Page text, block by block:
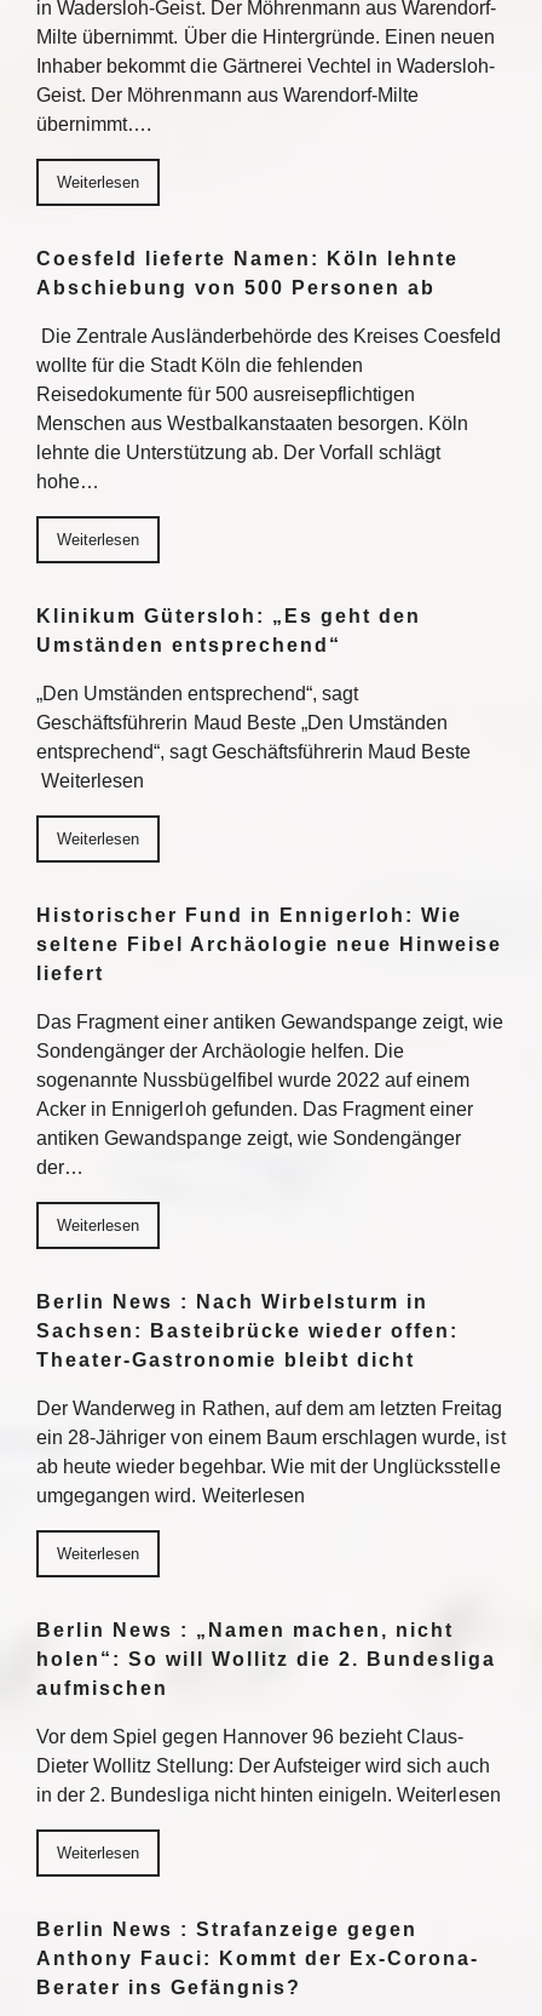
in Wadersloh-Geist. Der Möhrenmann aus Warendorf-
Milte übernimmt. Über die Hintergründe. Einen neuen
Inhaber bekommt die Gärtnerei Vechtel in Wadersloh-
Geist. Der Möhrenmann aus Warendorf-Milte
übernimmt….
Weiterlesen
Coesfeld lieferte Namen: Köln lehnte
Abschiebung von 500 Personen ab
Die Zentrale Ausländerbehörde des Kreises Coesfeld
wollte für die Stadt Köln die fehlenden
Reisedokumente für 500 ausreisepflichtigen
Menschen aus Westbalkanstaaten besorgen. Köln
lehnte die Unterstützung ab. Der Vorfall schlägt
hohe…
Weiterlesen
Klinikum Gütersloh: „Es geht den
Umständen entsprechend“
„Den Umständen entsprechend“, sagt
Geschäftsführerin Maud Beste „Den Umständen
entsprechend“, sagt Geschäftsführerin Maud Beste
Weiterlesen
Weiterlesen
Historischer Fund in Ennigerloh: Wie
seltene Fibel Archäologie neue Hinweise
liefert
Das Fragment einer antiken Gewandspange zeigt, wie
Sondengänger der Archäologie helfen. Die
sogenannte Nussbügelfibel wurde 2022 auf einem
Acker in Ennigerloh gefunden. Das Fragment einer
antiken Gewandspange zeigt, wie Sondengänger
der…
Weiterlesen
Berlin News : Nach Wirbelsturm in
Sachsen: Basteibrücke wieder offen:
Theater-Gastronomie bleibt dicht
Der Wanderweg in Rathen, auf dem am letzten Freitag
ein 28-Jähriger von einem Baum erschlagen wurde, ist
ab heute wieder begehbar. Wie mit der Unglücksstelle
umgegangen wird. Weiterlesen
Weiterlesen
Berlin News : „Namen machen, nicht
holen“: So will Wollitz die 2. Bundesliga
aufmischen
Vor dem Spiel gegen Hannover 96 bezieht Claus-
Dieter Wollitz Stellung: Der Aufsteiger wird sich auch
in der 2. Bundesliga nicht hinten einigeln. Weiterlesen
Weiterlesen
Berlin News : Strafanzeige gegen
Anthony Fauci: Kommt der Ex-Corona-
Berater ins Gefängnis?